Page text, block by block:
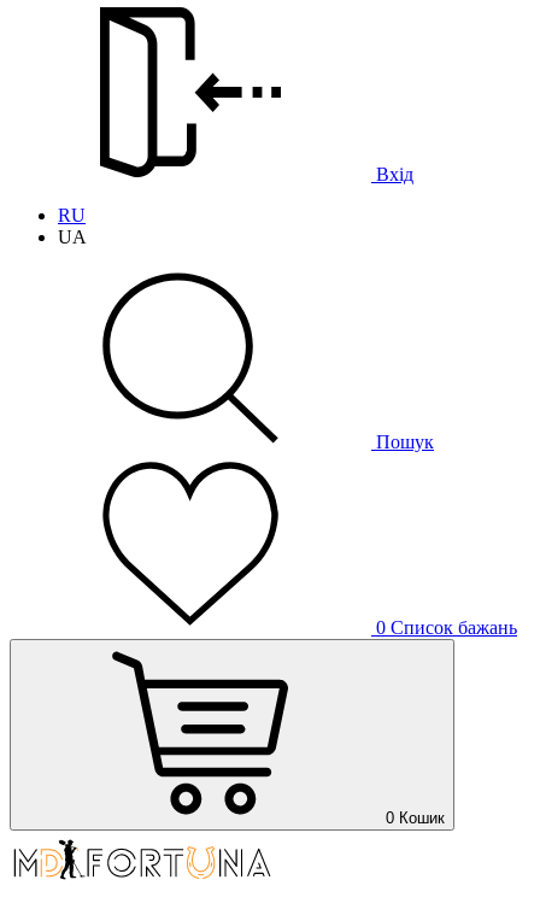
Вхід
RU
UA
Пошук
0 Список бажань
0 Кошик